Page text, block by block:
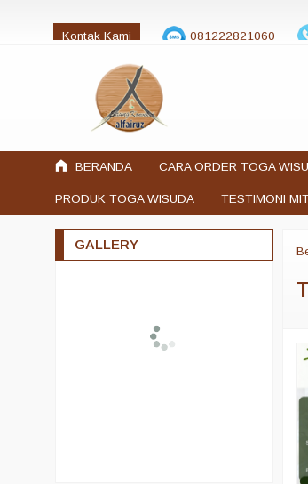
Kontak Kami 081222821060
jualtogawisuda@gmail.com
BERANDA CARA ORDER TOGA
PRODUK TOGA WISUDA TESTIMONI
GALLERY